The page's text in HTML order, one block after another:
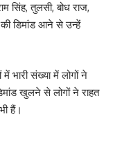
सिंह, तुलसी, बोध राज,
डिमांड आने से उन्हें
भारी संख्या में लोगों ने
खुलने से लोगों ने राहत
हैं।